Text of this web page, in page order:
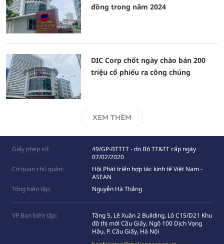
đồng trong năm 2024
DIC Corp chốt ngày chào bán 200
triệu cổ phiếu ra công chúng
XEM THÊM
Giấy phép số:
49/GP-BTTTT - do Bộ TT&TT cấp ngày
07/02/2020
Cơ quan chủ quản:
Hội Phát triển hợp tác kinh tế Việt Nam -
ASEAN
Tổng biên tập:
Nguyễn Hà Thắng
VP Ban biên tập:
Tầng 5, Lê Xuân 2 Building, Lô C15/D21 Khu
đô thị mới Cầu Giấy, Ngõ 100 Dịch Vọng
Hâụ, P. Cầu Giấy, Hà Nội